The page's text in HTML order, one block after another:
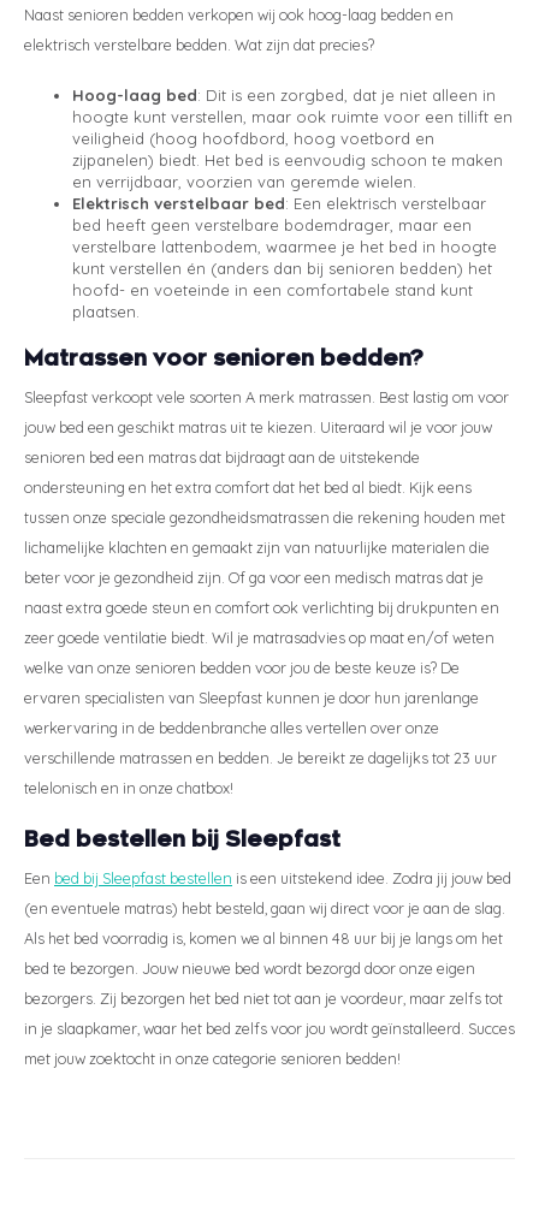
Naast senioren bedden verkopen wij ook hoog-laag bedden en
elektrisch verstelbare bedden. Wat zijn dat precies?
Hoog-laag bed: Dit is een zorgbed, dat je niet alleen in
hoogte kunt verstellen, maar ook ruimte voor een tillift en
veiligheid (hoog hoofdbord, hoog voetbord en
zijpanelen) biedt. Het bed is eenvoudig schoon te maken
en verrijdbaar, voorzien van geremde wielen.
Elektrisch verstelbaar bed: Een elektrisch verstelbaar
bed heeft geen verstelbare bodemdrager, maar een
verstelbare lattenbodem, waarmee je het bed in hoogte
kunt verstellen én (anders dan bij senioren bedden) het
hoofd- en voeteinde in een comfortabele stand kunt
plaatsen.
Matrassen voor senioren bedden?
Sleepfast verkoopt vele soorten A merk matrassen. Best lastig om voor
jouw bed een geschikt matras uit te kiezen. Uiteraard wil je voor jouw
senioren bed een matras dat bijdraagt aan de uitstekende
ondersteuning en het extra comfort dat het bed al biedt. Kijk eens
tussen onze speciale gezondheidsmatrassen die rekening houden met
lichamelijke klachten en gemaakt zijn van natuurlijke materialen die
beter voor je gezondheid zijn. Of ga voor een medisch matras dat je
naast extra goede steun en comfort ook verlichting bij drukpunten en
zeer goede ventilatie biedt. Wil je matrasadvies op maat en/of weten
welke van onze senioren bedden voor jou de beste keuze is? De
ervaren specialisten van Sleepfast kunnen je door hun jarenlange
werkervaring in de beddenbranche alles vertellen over onze
verschillende matrassen en bedden. Je bereikt ze dagelijks tot 23 uur
telelonisch en in onze chatbox!
Bed bestellen bij Sleepfast
Een bed bij Sleepfast bestellen is een uitstekend idee. Zodra jij jouw bed
(en eventuele matras) hebt besteld, gaan wij direct voor je aan de slag.
Als het bed voorradig is, komen we al binnen 48 uur bij je langs om het
bed te bezorgen. Jouw nieuwe bed wordt bezorgd door onze eigen
bezorgers. Zij bezorgen het bed niet tot aan je voordeur, maar zelfs tot
in je slaapkamer, waar het bed zelfs voor jou wordt geïnstalleerd. Succes
met jouw zoektocht in onze categorie senioren bedden!